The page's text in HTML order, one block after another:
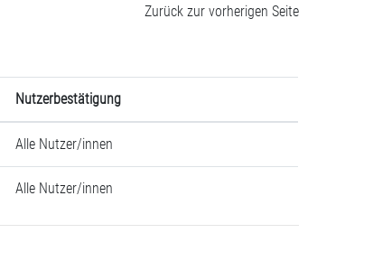
Zurück zur vorherigen Seite
Nutzerbestätigung
Alle Nutzer/innen
Alle Nutzer/innen